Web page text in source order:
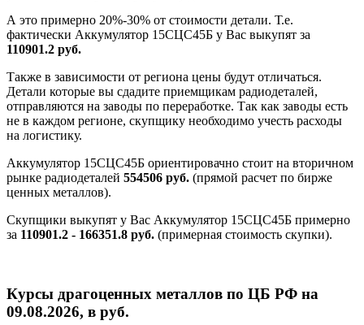
А это примерно 20%-30% от стоимости детали. Т.е.
фактически Аккумулятор 15СЦС45Б у Вас выкупят за
110901.2 руб.
Также в зависимости от региона цены будут отличаться.
Детали которые вы сдадите приемщикам радиодеталей,
отправляются на заводы по переработке. Так как заводы есть
не в каждом регионе, скупщику необходимо учесть расходы
на логистику.
Аккумулятор 15СЦС45Б ориентировачно стоит на вторичном
рынке радиодеталей 554506 руб. (прямой расчет по бирже
ценных металлов).
Скупщики выкупят у Вас Аккумулятор 15СЦС45Б примерно
за 110901.2 - 166351.8 руб. (примерная стоимость скупки).
Курсы драгоценных металлов по ЦБ РФ на
09.08.2026, в руб.